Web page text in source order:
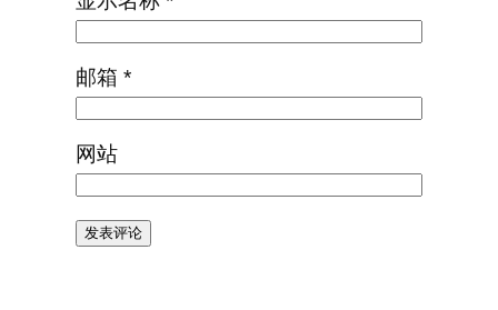
邮箱 *
网站